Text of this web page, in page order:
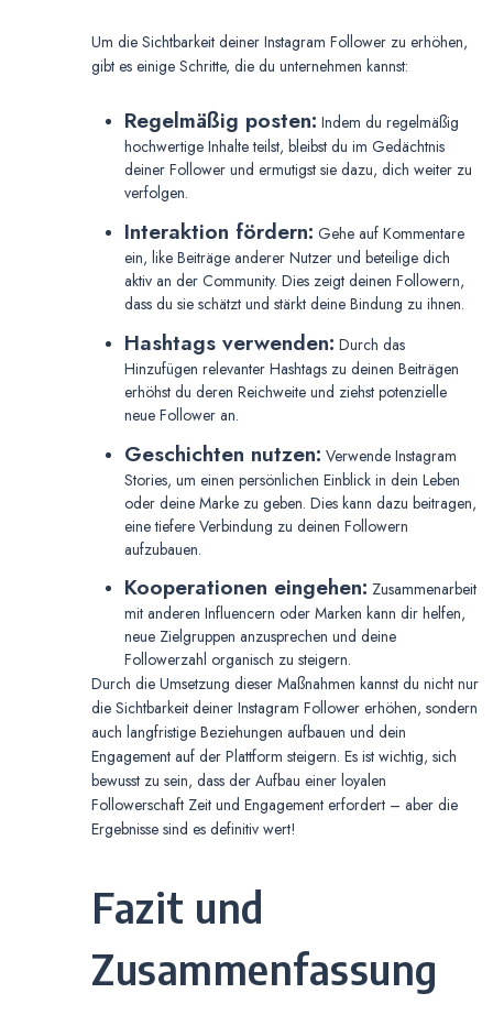
Um die Sichtbarkeit deiner Instagram Follower zu erhöhen,
gibt es einige Schritte, die du unternehmen kannst:
Regelmäßig posten: Indem du regelmäßig
hochwertige Inhalte teilst, bleibst du im Gedächtnis
deiner Follower und ermutigst sie dazu, dich weiter zu
verfolgen.
Interaktion fördern: Gehe auf Kommentare
ein, like Beiträge anderer Nutzer und beteilige dich
aktiv an der Community. Dies zeigt deinen Followern,
dass du sie schätzt und stärkt deine Bindung zu ihnen.
Hashtags verwenden: Durch das
Hinzufügen relevanter Hashtags zu deinen Beiträgen
erhöhst du deren Reichweite und ziehst potenzielle
neue Follower an.
Geschichten nutzen: Verwende Instagram
Stories, um einen persönlichen Einblick in dein Leben
oder deine Marke zu geben. Dies kann dazu beitragen,
eine tiefere Verbindung zu deinen Followern
aufzubauen.
Kooperationen eingehen: Zusammenarbeit
mit anderen Influencern oder Marken kann dir helfen,
neue Zielgruppen anzusprechen und deine
Followerzahl organisch zu steigern.
Durch die Umsetzung dieser Maßnahmen kannst du nicht nur
die Sichtbarkeit deiner Instagram Follower erhöhen, sondern
auch langfristige Beziehungen aufbauen und dein
Engagement auf der Plattform steigern. Es ist wichtig, sich
bewusst zu sein, dass der Aufbau einer loyalen
Followerschaft Zeit und Engagement erfordert – aber die
Ergebnisse sind es definitiv wert!
Fazit und
Zusammenfassung